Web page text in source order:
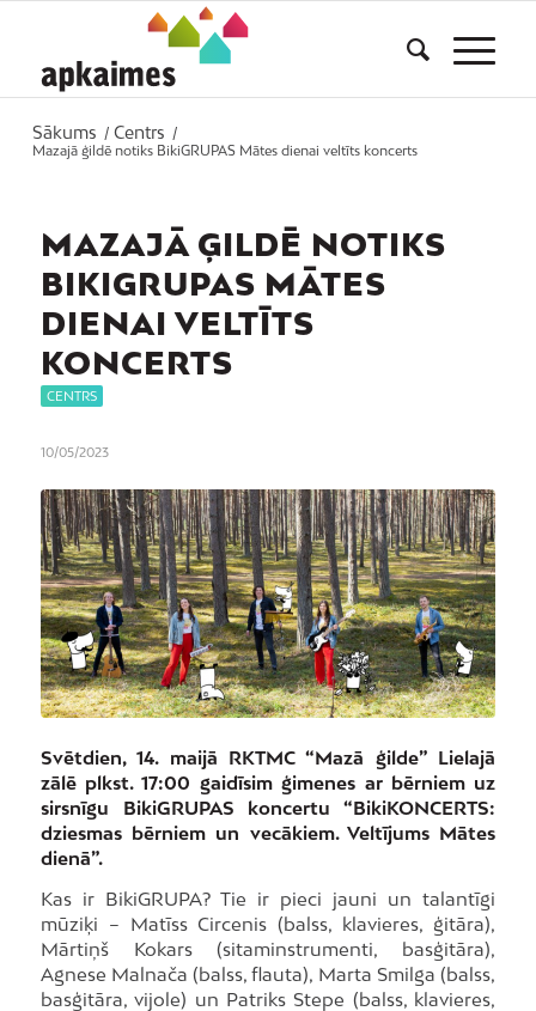
Sākums / Centrs
/
Mazajā ģildē notiks BikiGRUPAS Mātes dienai veltīts koncerts
MAZAJĀ ĢILDĒ NOTIKS
BIKIGRUPAS MĀTES
DIENAI VELTĪTS
KONCERTS
CENTRS
10/05/2023
Svētdien, 14. maijā RKTMC “Mazā ģilde” Lielajā
zālē plkst. 17:00 gaidīsim ģimenes ar bērniem uz
sirsnīgu BikiGRUPAS koncertu “BikiKONCERTS:
dziesmas bērniem un vecākiem. Veltījums Mātes
dienā”.
Kas ir BikiGRUPA? Tie ir pieci jauni un talantīgi
mūziķi – Matīss Circenis (balss, klavieres, ģitāra),
Mārtiņš Kokars (sitaminstrumenti, basģitāra),
Agnese Malnača (balss, flauta), Marta Smilga (balss,
basģitāra, vijole) un Patriks Stepe (balss, klavieres,